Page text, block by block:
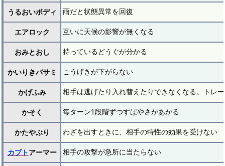
うるおいボディ 雨だと状態異常を回復
エアロック 互いに天候の影響が無くなる
おみとおし 持っているどうぐが分かる
かいりきバサミ こうげきが下がらない
かげふみ 相手は逃げたり入れ替えたりできなくなる。トレ
かそく 毎ターン1段階ずつすばやさがあがる
かたやぶり わざを出すときに、相手の特性の効果を受けない
カブトアーマー 相手の攻撃が急所に当たらない